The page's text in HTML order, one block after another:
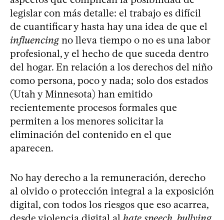
legislar con más detalle: el trabajo es difícil
de cuantificar y hasta hay una idea de que el
influencingno lleva tiempo o no es una labor
profesional, y el hecho de que suceda dentro
del hogar. En relación a los derechos del niño
como persona, poco y nada; solo dos estados
(Utah y Minnesota) han emitido
recientemente procesos formales que
permiten a los menores solicitar la
eliminación del contenido en el que
aparecen.
No hay derecho a la remuneración, derecho
al olvido o protección integral a la exposición
digital, con todos los riesgos que eso acarrea,